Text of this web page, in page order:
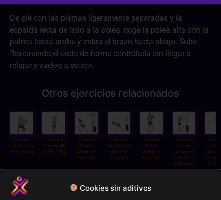
Cookies sin aditivos
De pie con las piernas ligeramente separadas y la
espalda recta de lado a la polea, coge la polea alta con la
palma hacia arriba y estira el brazo hacia abajo. Sube
flexionando el codo de forma controlada sin llegar a
relajar y vuelve a estirar.
Otros ejercicios relacionados
Extensión
Concentrada
en Polea Alta
Extensión
Concentrada
en Polea Baja
Extensión
Frontal
Aislada en
Polea Alta
Extensión
Horizontal en
Martillo en
Polea Alta
Extensión
Trasera
Aislada en
Polea Alta
Extensión
Vertical
Aislada en
Pronación en
Polea Alta
Aislada
Polea